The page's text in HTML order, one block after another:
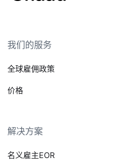
我们的服务
全球雇佣政策
价格
解决方案
名义雇主EOR